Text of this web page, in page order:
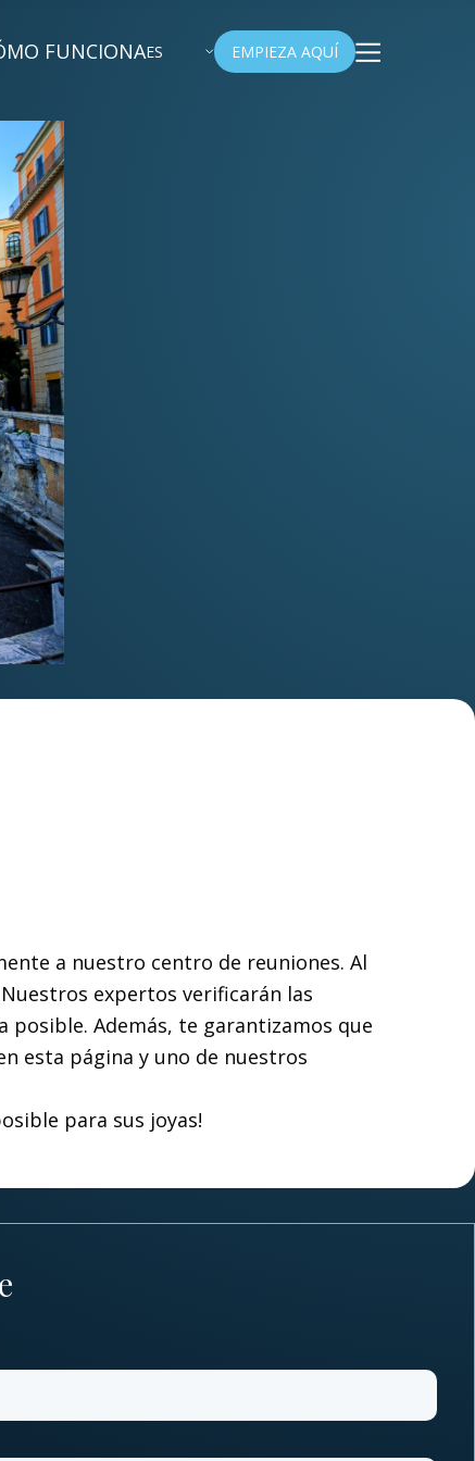
FUNCIONAES EMPIEZA AQUÍ
a nuestro centro de reuniones. Al
expertos verificarán las
posible. Además, te garantizamos que
esta página y uno de nuestros
para sus joyas!